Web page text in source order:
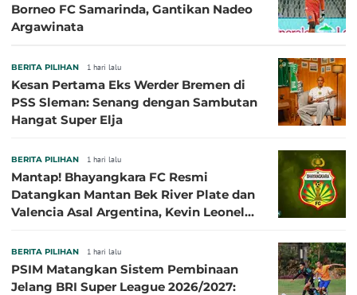
Borneo FC Samarinda, Gantikan Nadeo
Argawinata
BERITA PILIHAN 1 hari lalu
Kesan Pertama Eks Werder Bremen di
PSS Sleman: Senang dengan Sambutan
Hangat Super Elja
BERITA PILIHAN 1 hari lalu
Mantap! Bhayangkara FC Resmi
Datangkan Mantan Bek River Plate dan
Valencia Asal Argentina, Kevin Leonel
BERITA PILIHAN 1 hari lalu
PSIM Matangkan Sistem Pembinaan
Jelang BRI Super League 2026/2027: